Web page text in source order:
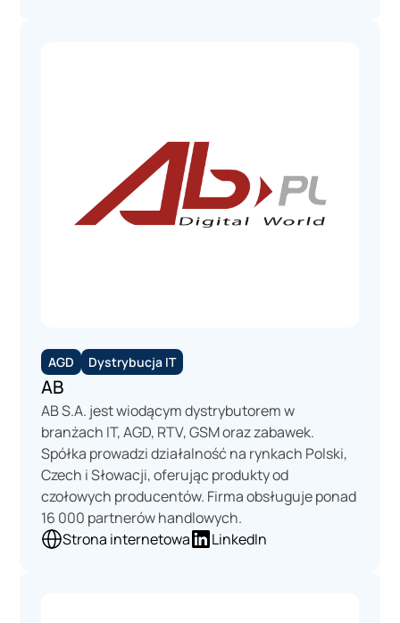
AGD Dystrybucja IT
AB
AB S.A. jest wiodącym dystrybutorem w
branżach IT, AGD, RTV, GSM oraz zabawek.
Spółka prowadzi działalność na rynkach Polski,
Czech i Słowacji, oferując produkty od
czołowych producentów. Firma obsługuje ponad
16 000 partnerów handlowych.
Strona internetowa
LinkedIn